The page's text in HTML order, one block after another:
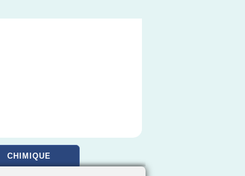
CHIMIQUE